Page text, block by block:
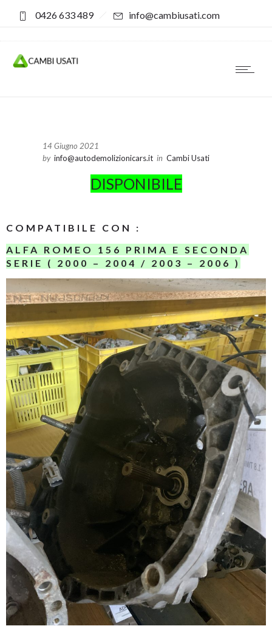
0426 633 489 info@cambiusati.com
14 Giugno 2021
by info@autodemolizionicars.it in Cambi Usati
DISPONIBILE
COMPATIBILE CON :
ALFA ROMEO 156 PRIMA E SECONDA
SERIE ( 2000 – 2004 / 2003 – 2006 )